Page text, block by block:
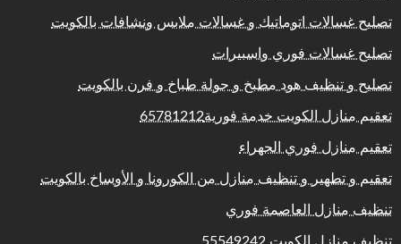
تصليح غسالات اتوماتيك و غسالات ملابس ونشافات بالكويت
تصليح غسالات فوري واسبيرات
تصليح و تنظيف هود مطبخ و جولة طباخ و فرن بالكويت
تعقيم منازل الكويت خدمة فورية65781212
تعقيم منازل فوري الجهراء
تعقيم و تطهير و تنظيف منازل من الكورونا و الأوساخ بالكويت
تنظيف منازل العاصمة فوري